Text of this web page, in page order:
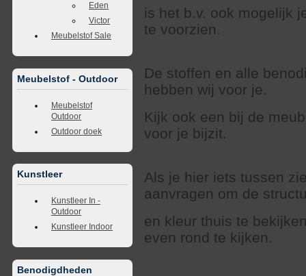
Eden
Victor
Meubelstof Sale
Meubelstof - Outdoor
Meubelstof
Outdoor
Outdoor doek
Kunstleer
Kunstleer In -
Outdoor
Kunstleer Indoor
Benodigdheden
is het b.v. ook mogelijk
te voorzien.
De stoffen en alle
hebben wij voor je.
Kijk ook een bij de
voor je bijzit.
Als je hier iets tussen
aanvragen om de
en kleur thuis te
even rond te kijken.